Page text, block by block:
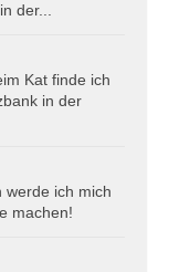
der...
Kat finde ich
in der
werde ich mich
machen!